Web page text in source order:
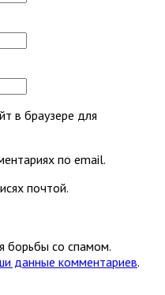
в браузере для
по email.
почтой.
борьбы со спамом.
данные комментариев.